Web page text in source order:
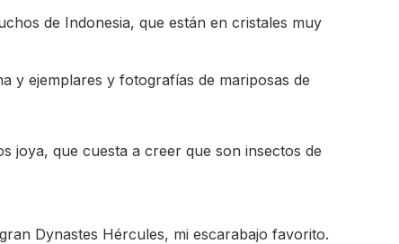
de Indonesia, que están en cristales muy
y ejemplares y fotografías de mariposas de
joya, que cuesta a creer que son insectos de
Dynastes Hércules, mi escarabajo favorito.